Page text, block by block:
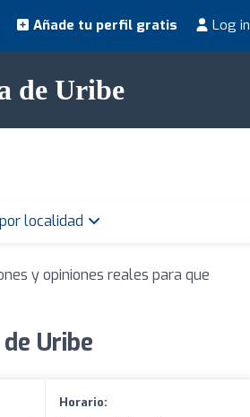
Añade tu perfil gratis Log in
de Uribe
localidad
y opiniones reales para que
Uribe
Horario: